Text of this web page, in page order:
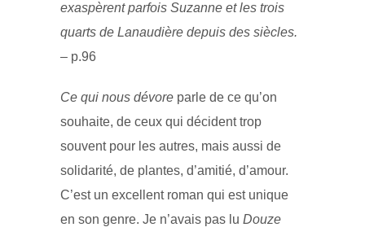
exaspèrent parfois Suzanne et les trois
quarts de Lanaudière depuis des siècles.
– p.96
Ce qui nous dévore parle de ce qu’on
souhaite, de ceux qui décident trop
souvent pour les autres, mais aussi de
solidarité, de plantes, d’amitié, d’amour.
C’est un excellent roman qui est unique
en son genre. Je n’avais pas lu Douze